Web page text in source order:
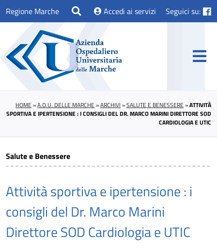
Regione Marche Accedi ai servizi Seguici su:
HOME »A.O.U. DELLE MARCHE »ARCHIVI »SALUTE E BENESSERE »ATTIVITÀ
SPORTIVA E IPERTENSIONE : I CONSIGLI DEL DR. MARCO MARINI DIRETTORE SOD
CARDIOLOGIA E UTIC
Salute e Benessere
Attività sportiva e ipertensione : i
consigli del Dr. Marco Marini
Direttore SOD Cardiologia e UTIC